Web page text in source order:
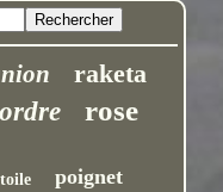
raketa
ordre rose
poignet